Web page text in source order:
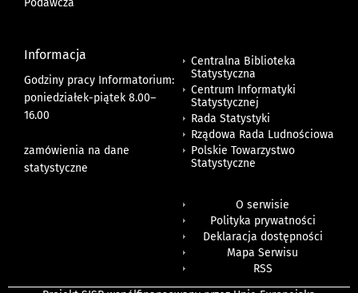
Podawcza
Informacja
Godziny pracy Informatorium:
poniedziałek-piątek 8.00–
16.00
zamówienia na dane
statystyczne
Centralna Biblioteka
Statystyczna
Centrum Informatyki
Statystycznej
Rada Statystyki
Rządowa Rada Ludnościowa
Polskie Towarzystwo
Statystyczne
O serwisie
Polityka prywatności
Deklaracja dostępności
Mapa Serwisu
RSS